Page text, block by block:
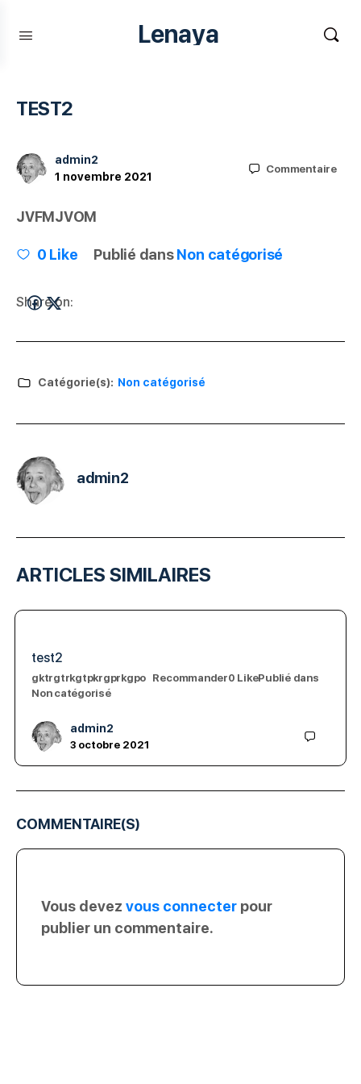
Lenaya
TEST2
admin2
1 novembre 2021
Commentaire
JVFMJVOM
0 Like Publié dansNon catégorisé
Share on:
Catégorie(s): Non catégorisé
admin2
ARTICLES SIMILAIRES
test2
gktrgtrkgtpkrgprkgpo Recommander0 LikePublié dans
Non catégorisé
admin2
3 octobre 2021
COMMENTAIRE(S)
Vous devez vous connecter pour
publier un commentaire.